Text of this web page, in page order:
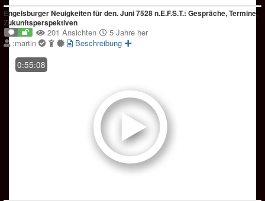
Engelsburger Neuigkeiten für den. Juni 7528 n.E.F.S.T.: Gespräche, Termine,
Zukunftsperspektiven
201 Ansichten
5 Jahre her
:martin
Beschreibung
0:55:08